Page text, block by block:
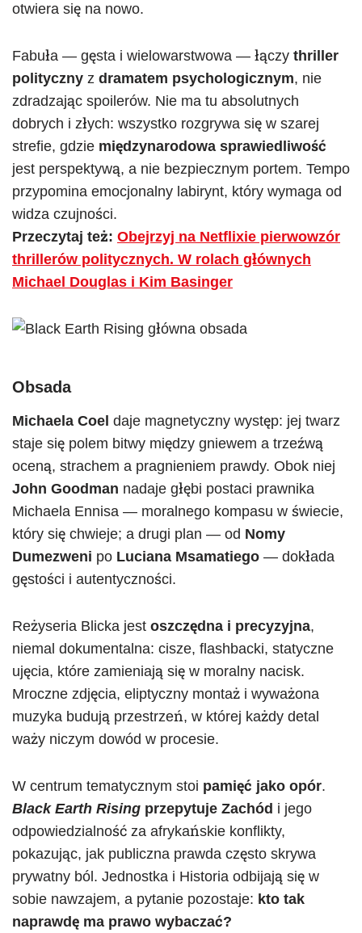
otwiera się na nowo.
Fabuła — gęsta i wielowarstwowa — łączy thriller
polityczny z dramatem psychologicznym, nie
zdradzając spoilerów. Nie ma tu absolutnych
dobrych i złych: wszystko rozgrywa się w szarej
strefie, gdzie międzynarodowa sprawiedliwość
jest perspektywą, a nie bezpiecznym portem. Tempo
przypomina emocjonalny labirynt, który wymaga od
widza czujności.
Przeczytaj też: Obejrzyj na Netflixie pierwowzór
thrillerów politycznych. W rolach głównych
Michael Douglas i Kim Basinger
Obsada
Michaela Coel daje magnetyczny występ: jej twarz
staje się polem bitwy między gniewem a trzeźwą
oceną, strachem a pragnieniem prawdy. Obok niej
John Goodman nadaje głębi postaci prawnika
Michaela Ennisa — moralnego kompasu w świecie,
który się chwieje; a drugi plan — od Nomy
Dumezweni po Luciana Msamatiego — dokłada
gęstości i autentyczności.
Reżyseria Blicka jest oszczędna i precyzyjna,
niemal dokumentalna: cisze, flashbacki, statyczne
ujęcia, które zamieniają się w moralny nacisk.
Mroczne zdjęcia, eliptyczny montaż i wyważona
muzyka budują przestrzeń, w której każdy detal
waży niczym dowód w procesie.
W centrum tematycznym stoi pamięć jako opór.
Black Earth Rising przepytuje Zachód i jego
odpowiedzialność za afrykańskie konflikty,
pokazując, jak publiczna prawda często skrywa
prywatny ból. Jednostka i Historia odbijają się w
sobie nawzajem, a pytanie pozostaje: kto tak
naprawdę ma prawo wybaczać?